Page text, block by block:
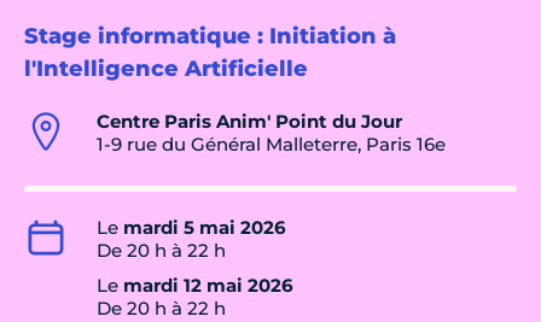
Stage informatique : Initiation à
l'Intelligence Artificielle
Centre Paris Anim' Point du Jour
1-9 rue du Général Malleterre, Paris 16e
Le mardi 5 mai 2026
De 20 h à 22 h
Le mardi 12 mai 2026
De 20 h à 22 h